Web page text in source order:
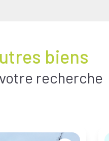
biens
recherche